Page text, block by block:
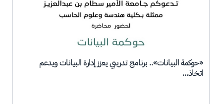
«حوكمة البيانات».. برنامج تدريبي يعزز إدارة البيانات ويدعم
اتخاذ…